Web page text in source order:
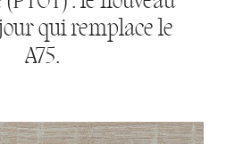
qui remplace le
A75.